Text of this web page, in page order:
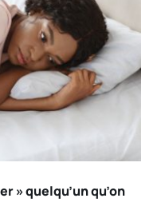
» quelqu’un qu’on